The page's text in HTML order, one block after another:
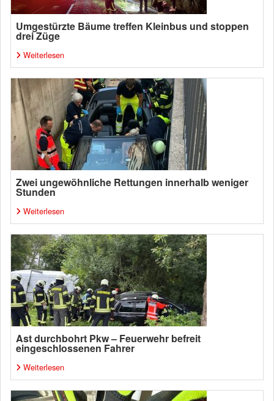
Umgestürzte Bäume treffen Kleinbus und stoppen
drei Züge
Weiterlesen
Zwei ungewöhnliche Rettungen innerhalb weniger
Stunden
Weiterlesen
Ast durchbohrt Pkw – Feuerwehr befreit
eingeschlossenen Fahrer
Weiterlesen